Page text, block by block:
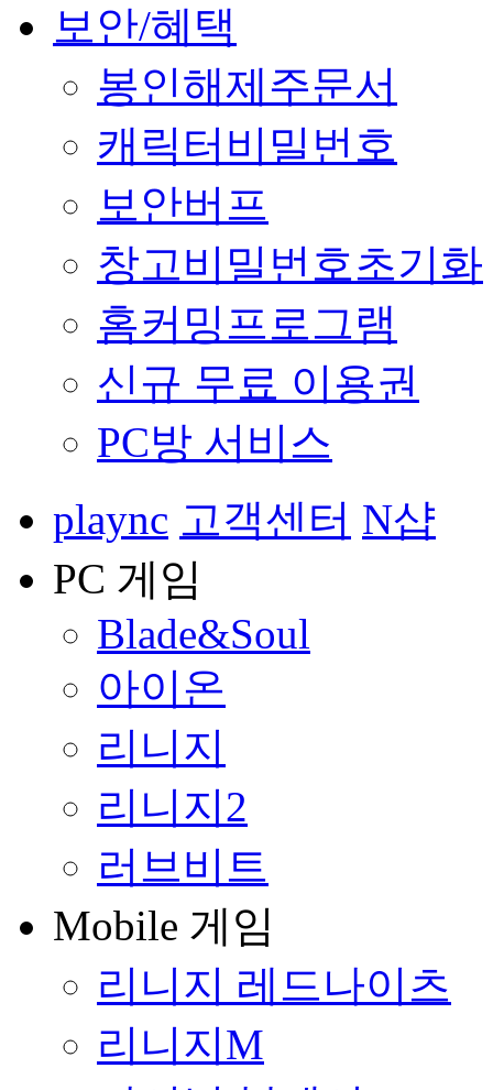
보안/혜택
봉인해제주문서
캐릭터비밀번호
보안버프
창고비밀번호초기화
홈커밍프로그램
신규 무료 이용권
PC방 서비스
plaync 고객센터 N샵
PC 게임
Blade&Soul
아이온
리니지
리니지2
러브비트
Mobile 게임
리니지 레드나이츠
리니지M